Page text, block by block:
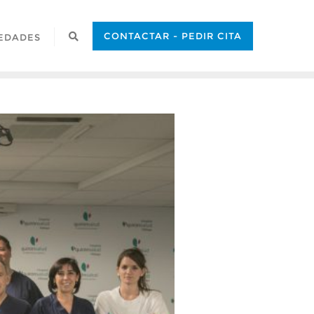
CONTACTAR - PEDIR CITA